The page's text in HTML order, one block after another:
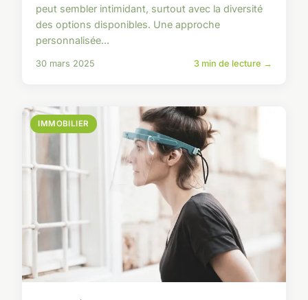
peut sembler intimidant, surtout avec la diversité
des options disponibles. Une approche
personnalisée...
30 mars 2025 3 min de lecture →
IMMOBILIER